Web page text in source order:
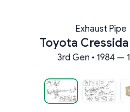
Exhaust Pipe
Toyota
3rd Gen • 1984 —